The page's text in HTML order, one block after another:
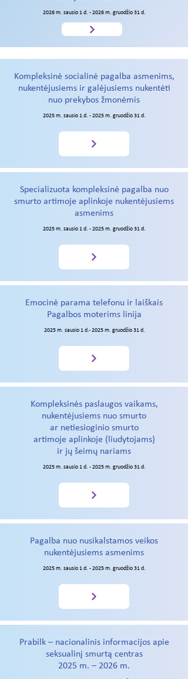
2026 m. sausio 1 d. - 2026 m. gruodžio 31 d.
Kompleksinė socialinė pagalba asmenims,
nukentėjusiems ir galėjusiems nukentėti
nuo prekybos žmonėmis
2025 m. sausio 1 d. - 2025 m. gruodžio 31 d.
Specializuota kompleksinė pagalba nuo
smurto artimoje aplinkoje nukentėjusiems
asmenims
2025 m. sausio 1 d. - 2025 m. gruodžio 31 d.
Emocinė parama telefonu ir laiškais
Pagalbos moterims linija
2025 m. sausio 1 d.- 2025 m. gruodžio 31 d.
Kompleksinės paslaugos vaikams,
nukentėjusiems nuo smurto
ar netiesioginio smurto
artimoje aplinkoje (liudytojams)
ir jų šeimų nariams
2025 m. sausio 1 d. - 2025 m. gruodžio 31 d.
Pagalba nuo nusikalstamos veikos
nukentėjusiems asmenims
2025 m. sausio 1 d. - 2025 m. gruodžio 31 d.
Prabilk – nacionalinis informacijos apie
seksualinį smurtą centras
2025 m. – 2026 m.